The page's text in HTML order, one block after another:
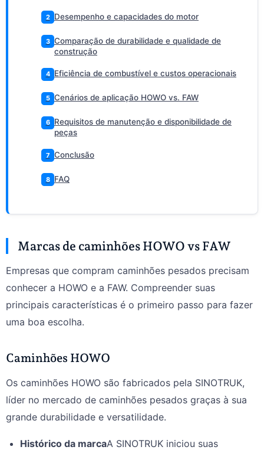
2 Desempenho e capacidades do motor
3 Comparação de durabilidade e qualidade de
construção
4 Eficiência de combustível e custos operacionais
5 Cenários de aplicação HOWO vs. FAW
6
Requisitos de manutenção e disponibilidade de
peças
7 Conclusão
8 FAQ
Marcas de caminhões HOWO vs FAW
Empresas que compram caminhões pesados precisam
conhecer a HOWO e a FAW. Compreender suas
principais características é o primeiro passo para fazer
uma boa escolha.
Caminhões HOWO
Os caminhões HOWO são fabricados pela SINOTRUK,
líder no mercado de caminhões pesados graças à sua
grande durabilidade e versatilidade.
Histórico da marcaA SINOTRUK iniciou suas